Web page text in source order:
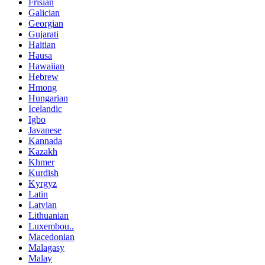
Frisian
Galician
Georgian
Gujarati
Haitian
Hausa
Hawaiian
Hebrew
Hmong
Hungarian
Icelandic
Igbo
Javanese
Kannada
Kazakh
Khmer
Kurdish
Kyrgyz
Latin
Latvian
Lithuanian
Luxembou..
Macedonian
Malagasy
Malay